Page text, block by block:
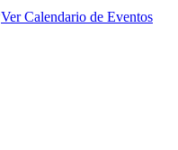
Ver Calendario de Eventos